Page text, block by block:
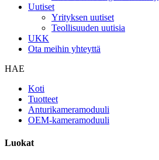
Uutiset
Yrityksen uutiset
Teollisuuden uutisia
UKK
Ota meihin yhteyttä
HAE
Koti
Tuotteet
Anturikameramoduuli
OEM-kameramoduuli
Luokat